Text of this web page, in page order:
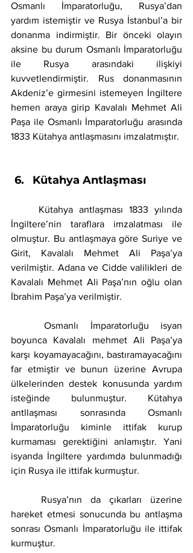
Osmanlı İmparatorluğu, Rusya’dan
yardım istemiştir ve Rusya İstanbul’a bir
donanma indirmiştir. Bir önceki olayın
aksine bu durum Osmanlı İmparatorluğu
ile Rusya arasındaki ilişkiyi
kuvvetlendirmiştir. Rus donanmasının
Akdeniz’e girmesini istemeyen İngiltere
hemen araya girip Kavalalı Mehmet Ali
Paşa ile Osmanlı İmparatorluğu arasında
1833 Kütahya antlaşmasını imzalatmıştır.
Kütahya Antlaşması
İngiltere’nin taraflara imzalatması ile
olmuştur. Bu antlaşmaya göre Suriye ve
Girit, Kavalalı Mehmet Ali Paşa’ya
verilmiştir. Adana ve Cidde valilikleri de
Kavalalı Mehmet Ali Paşa’nın oğlu olan
İbrahim Paşa’ya verilmiştir.
	Osmanlı İmparatorluğu isyan
boyunca Kavalalı mehmet Ali Paşa’ya
karşı koyamayacağını, bastıramayacağını
far etmiştir ve bunun üzerine Avrupa
ülkelerinden destek konusunda yardım
isteğinde bulunmuştur. Kütahya
antllaşması sonrasında Osmanlı
İmparatorluğu kiminle ittifak kurup
kurmaması gerektiğini anlamıştır. Yani
isyanda İngiltere yardımda bulunmadığı
için Rusya ile ittifak kurmuştur.
hareket etmesi sonucunda bu antlaşma
sonrası Osmanlı İmparatorluğu ile ittifak
kurmuştur.